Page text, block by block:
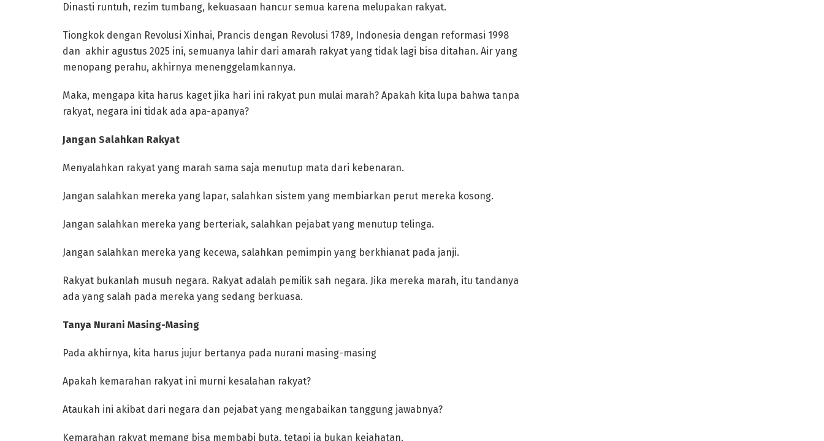
Dinasti runtuh, rezim tumbang, kekuasaan hancur semua karena melupakan rakyat.
Tiongkok dengan Revolusi Xinhai, Prancis dengan Revolusi 1789, Indonesia dengan reformasi 1998
dan akhir agustus 2025 ini, semuanya lahir dari amarah rakyat yang tidak lagi bisa ditahan. Air yang
menopang perahu, akhirnya menenggelamkannya.
Maka, mengapa kita harus kaget jika hari ini rakyat pun mulai marah? Apakah kita lupa bahwa tanpa
rakyat, negara ini tidak ada apa-apanya?
Jangan Salahkan Rakyat
Menyalahkan rakyat yang marah sama saja menutup mata dari kebenaran.
Jangan salahkan mereka yang lapar, salahkan sistem yang membiarkan perut mereka kosong.
Jangan salahkan mereka yang berteriak, salahkan pejabat yang menutup telinga.
Jangan salahkan mereka yang kecewa, salahkan pemimpin yang berkhianat pada janji.
Rakyat bukanlah musuh negara. Rakyat adalah pemilik sah negara. Jika mereka marah, itu tandanya
ada yang salah pada mereka yang sedang berkuasa.
Tanya Nurani Masing-Masing
Pada akhirnya, kita harus jujur bertanya pada nurani masing-masing
Apakah kemarahan rakyat ini murni kesalahan rakyat?
Ataukah ini akibat dari negara dan pejabat yang mengabaikan tanggung jawabnya?
Kemarahan rakyat memang bisa membabi buta, tetapi ia bukan kejahatan.